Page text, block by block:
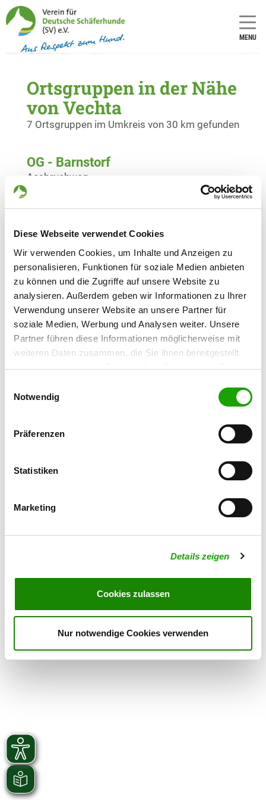
Diese Webseite verwendet Cookies
Wir verwenden Cookies, um Inhalte und Anzeigen zu
personalisieren, Funktionen für soziale Medien anbieten
zu können und die Zugriffe auf unsere Website zu
analysieren. Außerdem geben wir Informationen zu Ihrer
Verwendung unserer Website an unsere Partner für
soziale Medien, Werbung und Analysen weiter. Unsere
Partner führen diese Informationen möglicherweise mit
weiteren Daten zusammen, die Sie ihnen bereitgestellt
haben oder die sie im Rahmen Ihrer Nutzung der Dienste
Cookies, wenn Sie unsere Webseite weiterhin nutzen.
Notwendig
Präferenzen
Statistiken
Marketing
Details zeigen
Cookies zulassen
Nur notwendige Cookies verwenden
MENU
Ortsgruppen in der Nähe
von Vechta
7 Ortsgruppen im Umkreis von 30 km gefunden
OG - Barnstorf
Details
Aasbruchweg
OG - Cloppenburg i. Oldenburg
Details
49661 Cloppenburg
OG - Rehden-Dickel
Am Sportplatz 9
49453 Dickel
49377 Vechta
OG - Wardenburg
Details
Am Trenkampsbach 36
Borwede 67
27239 Twistringen-Borwede